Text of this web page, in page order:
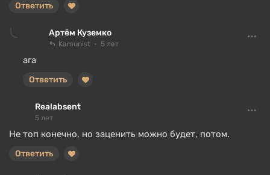
Ответить
Артём Куземко
Kamunist 5 лет
ага
Ответить
Realabsent
5 лет
Не топ конечно, но заценить можно будет, потом.
Ответить